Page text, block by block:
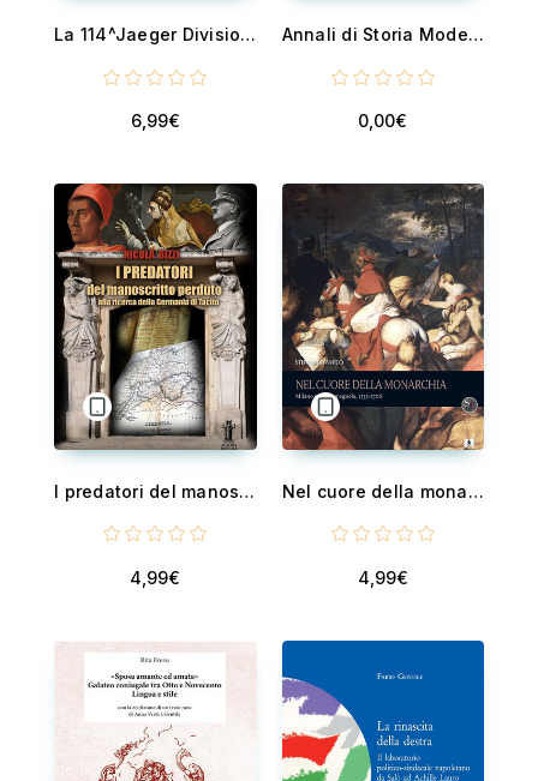
La 114^Jaeger Division sul fronte italiano: Febbraio 1944 - Maggio 1945 -
6,99€
Annali di Storia Moderna e Contemporanea 2017-2018/5
0,00€
I predatori del manoscritto perduto - Alla ricerca della Germania di Tacito
4,99€
Nel cuore della monarchia - Milano nell'età spagnola
4,99€